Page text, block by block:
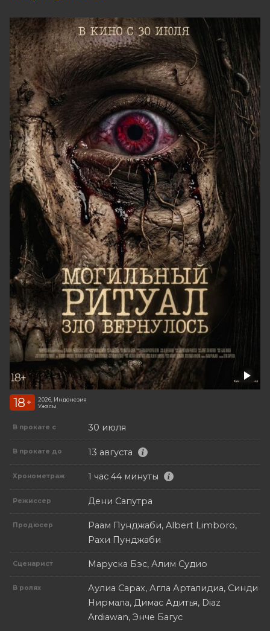
18 +
2026, Индонезия
Ужасы
В прокате с 30 июля
В прокате до 13 августа
Хронометраж 1 час 44 минуты
Режиссер Дени Сапутра
Продюсер
Раам Пунджаби, Albert Limboro,
Рахи Пунджаби
Сценарист Маруска Бэс, Алим Судио
В ролях
Аулиа Сарах, Агла Арталидиа, Синди
Нирмала, Димас Адитья, Diaz
Ardiawan, Энче Багус